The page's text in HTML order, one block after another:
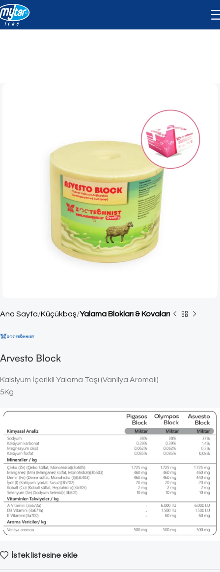
Ana Sayfa Küçükbaş Yalama Blokları & Kovaları
Arvesto Block
Kalsiyum İçerikli Yalama Taşı (Vanilya Aromalı)
5Kg
İstek listesine ekle